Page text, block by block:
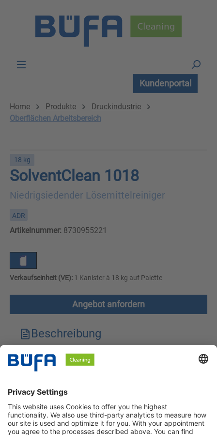
Kundenportal
Home Produkte
Druckindustrie
Oberflächen Arbeitsbereich
18 kg
SolventClean 1018
Niedrigsiedender Lösemittelreiniger
ADR
Artikelnummer: 8730955221
Verkaufseinheit (VE): 1 Kanister à 18 kg auf Palette
Angebot anfordern
Beschreibung
Technische Merkmale
Sicherheitshinweise